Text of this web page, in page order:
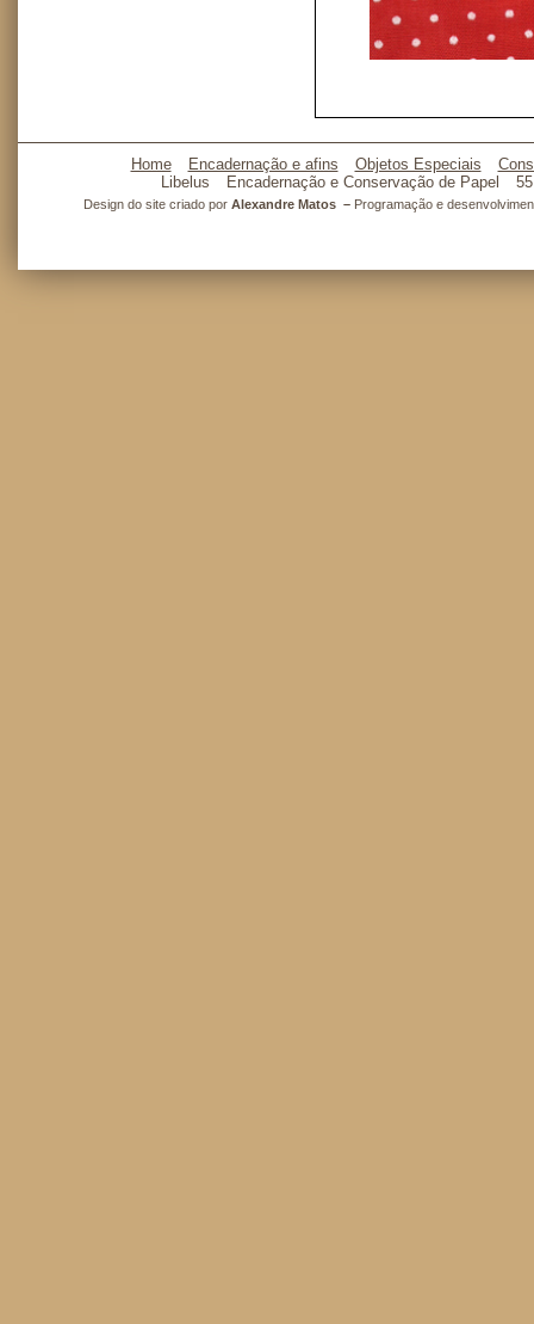
Home Encadernação e afins Objetos Especiais
Libelus
Encadernação e Conservação de Papel
Design do site criado por Alexandre Matos – Programação e